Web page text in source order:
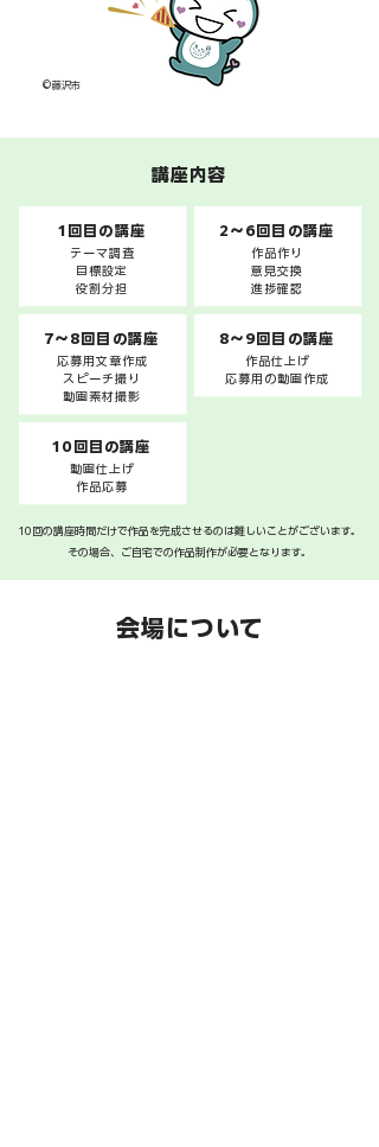
©藤沢市
​講座内容
1回目の講座
テーマ調査
目標設定
役割分担
7〜8回目の講座
応募用文章作成
スピーチ撮り
動画素材撮影
10回目の講座
動画仕上げ
作品応募
2〜6回目の講座
作品作り
意見交換​
進捗確認
8〜9回目の講座
作品仕上げ
応募用の動画作成
10回の講座時間だけで作品を完成させるのは難しいことがございます。
その場合、ご自宅での作品制作が必要となります。
​会場について